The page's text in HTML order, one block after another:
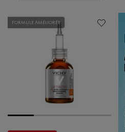
FORMULE AMÉLIORÉE